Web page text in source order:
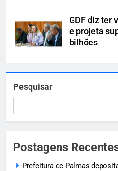
GDF diz ter
e projeta
bilhões
Pesquisar
Postagens
Prefeitura de Palmas